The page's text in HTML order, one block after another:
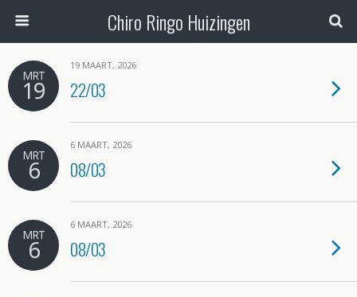
Chiro Ringo Huizingen
MRT
19
19 MAART, 2026
22/03
MRT
6
6 MAART, 2026
08/03
MRT
6
6 MAART, 2026
08/03